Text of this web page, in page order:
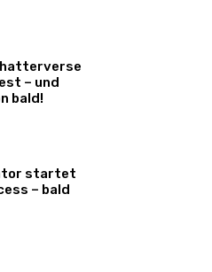
– und
bald!
startet
– bald